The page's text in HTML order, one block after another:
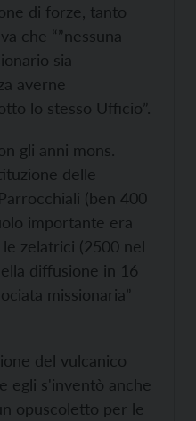
di forze, tanto
che “”nessuna
sia
averne
lo stesso Ufficio”.
gli anni mons.
delle
(ben 400
importante era
zelatrici (2500 nel
diffusione in 16
missionaria”
del vulcanico
egli s'inventò anche
opuscoletto per le